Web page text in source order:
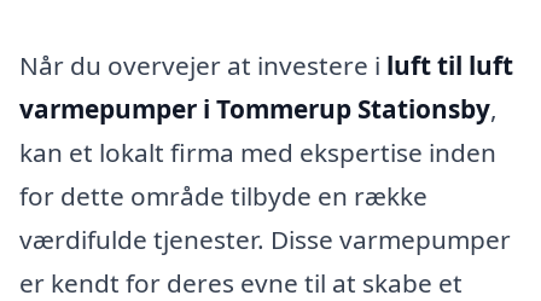
Når du overvejer at investere i luft til luft
varmepumper i Tommerup Stationsby,
kan et lokalt firma med ekspertise inden
for dette område tilbyde en række
værdifulde tjenester. Disse varmepumper
er kendt for deres evne til at skabe et